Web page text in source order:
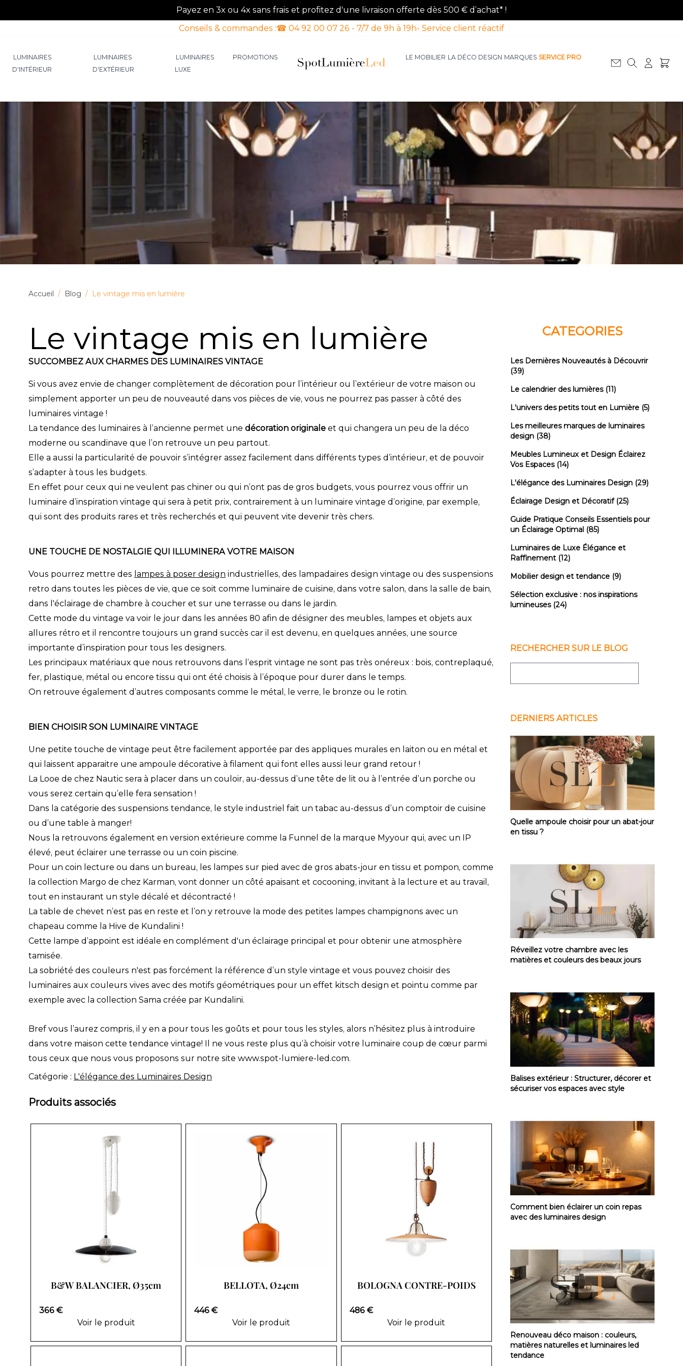
Payez en 3x ou 4x sans frais et profitez d'une livraison offerte dès 500 € d’achat* !
Conseils & commandes :☎ 04 92 00 07 26 - 7/7 de 9h à 19h- Service client réactif
LUMINAIRES
D'INTÉRIEUR
LUMINAIRES
D'EXTÉRIEUR
LUMINAIRES
LUXE
PROMOTIONS LE MOBILIER LA DÉCO DESIGN MARQUES SERVICE PRO
Accueil / Blog / Le vintage mis en lumière
Le vintage mis en lumière
SUCCOMBEZ AUX CHARMES DES LUMINAIRES VINTAGE
Si vous avez envie de changer complètement de décoration pour l’intérieur ou l’extérieur de votre maison ou
simplement apporter un peu de nouveauté dans vos pièces de vie, vous ne pourrez pas passer à côté des
luminaires vintage !
La tendance des luminaires à l’ancienne permet une décoration originale et qui changera un peu de la déco
moderne ou scandinave que l’on retrouve un peu partout.
Elle a aussi la particularité de pouvoir s’intégrer assez facilement dans différents types d’intérieur, et de pouvoir
s’adapter à tous les budgets.
En effet pour ceux qui ne veulent pas chiner ou qui n’ont pas de gros budgets, vous pourrez vous offrir un
luminaire d’inspiration vintage qui sera à petit prix, contrairement à un luminaire vintage d’origine, par exemple,
qui sont des produits rares et très recherchés et qui peuvent vite devenir très chers.
UNE TOUCHE DE NOSTALGIE QUI ILLUMINERA VOTRE MAISON
Vous pourrez mettre des lampes à poser design industrielles, des lampadaires design vintage ou des suspensions
retro dans toutes les pièces de vie, que ce soit comme luminaire de cuisine, dans votre salon, dans la salle de bain,
dans l'éclairage de chambre à coucher et sur une terrasse ou dans le jardin.
Cette mode du vintage va voir le jour dans les années 80 afin de désigner des meubles, lampes et objets aux
allures rétro et il rencontre toujours un grand succès car il est devenu, en quelques années, une source
importante d’inspiration pour tous les designers.
Les principaux matériaux que nous retrouvons dans l’esprit vintage ne sont pas très onéreux : bois, contreplaqué,
fer, plastique, métal ou encore tissu qui ont été choisis à l’époque pour durer dans le temps.
On retrouve également d’autres composants comme le métal, le verre, le bronze ou le rotin.
BIEN CHOISIR SON LUMINAIRE VINTAGE
Une petite touche de vintage peut être facilement apportée par des appliques murales en laiton ou en métal et
qui laissent apparaitre une ampoule décorative à filament qui font elles aussi leur grand retour !
La Looe de chez Nautic sera à placer dans un couloir, au-dessus d’une tête de lit ou à l’entrée d’un porche ou
vous serez certain qu’elle fera sensation !
Dans la catégorie des suspensions tendance, le style industriel fait un tabac au-dessus d’un comptoir de cuisine
ou d’une table à manger!
Nous la retrouvons également en version extérieure comme la Funnel de la marque Myyour qui, avec un IP
élevé, peut éclairer une terrasse ou un coin piscine.
Pour un coin lecture ou dans un bureau, les lampes sur pied avec de gros abats-jour en tissu et pompon, comme
la collection Margo de chez Karman, vont donner un côté apaisant et cocooning, invitant à la lecture et au travail,
tout en instaurant un style décalé et décontracté !
La table de chevet n’est pas en reste et l’on y retrouve la mode des petites lampes champignons avec un
chapeau comme la Hive de Kundalini !
Cette lampe d’appoint est idéale en complément d'un éclairage principal et pour obtenir une atmosphère
tamisée.
La sobriété des couleurs n'est pas forcément la référence d’un style vintage et vous pouvez choisir des
luminaires aux couleurs vives avec des motifs géométriques pour un effet kitsch design et pointu comme par
exemple avec la collection Sama créée par Kundalini.
Bref vous l’aurez compris, il y en a pour tous les goûts et pour tous les styles, alors n’hésitez plus à introduire
dans votre maison cette tendance vintage! Il ne vous reste plus qu’à choisir votre luminaire coup de cœur parmi
tous ceux que nous vous proposons sur notre site www.spot-lumiere-led.com.
Catégorie : L'élégance des Luminaires Design
Produits associés
B&W BALANCIER, Ø35cm
366 €
Voir le produit
BELLOTA, Ø24cm
446 €
Voir le produit
BOLOGNA CONTRE-POIDS
486 €
Voir le produit
CATEGORIES
Les Dernières Nouveautés à Découvrir
(39)
Le calendrier des lumières (11)
L'univers des petits tout en Lumière (5)
Les meilleures marques de luminaires
design (38)
Meubles Lumineux et Design Éclairez
Vos Espaces (14)
L'élégance des Luminaires Design (29)
Éclairage Design et Décoratif(25)
Guide Pratique Conseils Essentiels pour
un Éclairage Optimal (85)
Luminaires de Luxe Élégance et
Raffinement (12)
Mobilier design et tendance (9)
Sélection exclusive : nos inspirations
lumineuses (24)
RECHERCHER SUR LE BLOG
DERNIERS ARTICLES
Quelle ampoule choisir pour un abat-jour
Quelle ampoule choisir pour un abat-jour
en tissu ?
Réveillez votre chambre avec les
Réveillez votre chambre avec les
matières et couleurs des beaux jours
Balises extérieur : Structurer, décorer et
Balises extérieur : Structurer, décorer et
sécuriser vos espaces avec style
Comment bien éclairer un coin repas
Comment bien éclairer un coin repas
avec des luminaires design
Renouveau déco maison : couleurs,
Renouveau déco maison : couleurs,
matières naturelles et luminaires led
tendance